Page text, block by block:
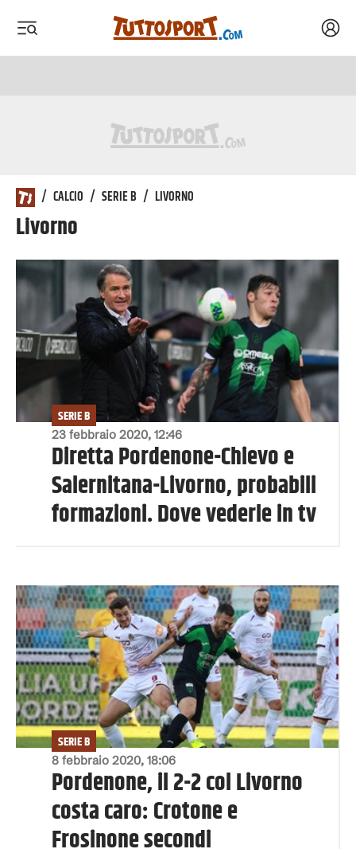
/ CALCIO / SERIE B / LIVORNO
Livorno
23 febbraio 2020, 12:46
SERIE B
Diretta Pordenone-Chievo e
Salernitana-Livorno, probabili
formazioni. Dove vederle in tv
8 febbraio 2020, 18:06
SERIE B
Pordenone, il 2-2 col Livorno
costa caro: Crotone e
Frosinone secondi